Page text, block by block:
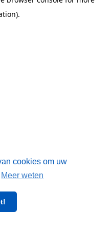
cookies om uw
Meer weten
.